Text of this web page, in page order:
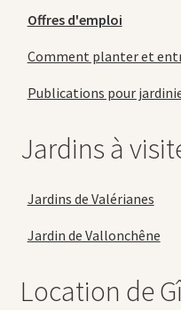
Offres d'emploi
Comment planter et
Publications pour
Jardins à
Jardins de Valérianes
Jardin de Vallonchêne
Location de